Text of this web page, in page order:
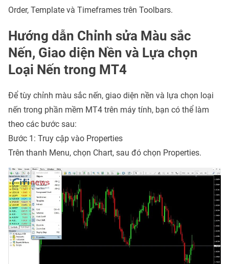
Order, Template và Timeframes trên Toolbars.
Hướng dẫn Chỉnh sửa Màu sắc
Nến, Giao diện Nền và Lựa chọn
Loại Nến trong MT4
Để tùy chỉnh màu sắc nến, giao diện nền và lựa chọn loại
nến trong phần mềm MT4 trên máy tính, bạn có thể làm
theo các bước sau:
Bước 1: Truy cập vào Properties
Trên thanh Menu, chọn Chart, sau đó chọn Properties.